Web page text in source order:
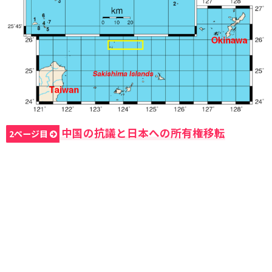
2ページ目 中国の抗議と日本への所有権移転